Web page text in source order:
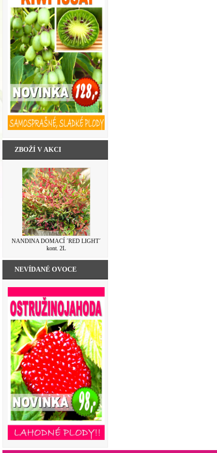
ZBOŽÍ V AKCI
NANDINA DOMACÍ ´RED LIGHT´
kont. 2L
NEVÍDANÉ OVOCE